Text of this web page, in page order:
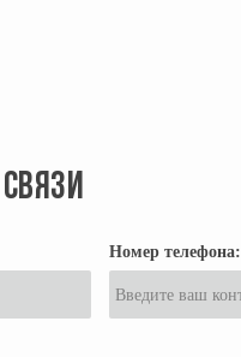
Номер телефона: